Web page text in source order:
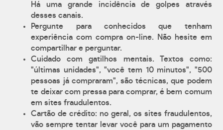
Há uma grande incidência de golpes através
desses canais.
Pergunte para conhecidos que tenham
experiência com compra on-line. Não hesite em
compartilhar e perguntar.
Cuidado com gatilhos mentais. Textos como:
"últimas unidades", "você tem 10 minutos", "500
pessoas já compraram", são técnicas, que podem
te deixar com pressa para comprar, é bem comum
em sites fraudulentos.
Cartão de crédito: no geral, os sites fraudulentos,
vão sempre tentar levar você para um pagamento